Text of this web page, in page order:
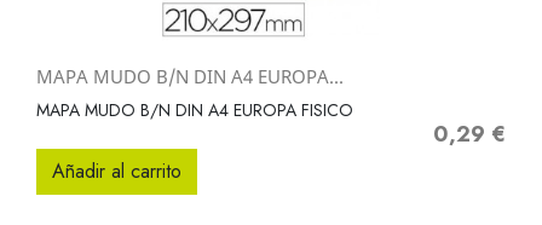
MAPA MUDO B/N DIN A4 EUROPA...
MAPA MUDO B/N DIN A4 EUROPA FISICO
Precio
0,29 €
Añadir al carrito